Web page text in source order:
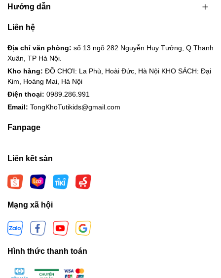
Hướng dẫn
Liên hệ
Địa chỉ văn phòng: số 13 ngõ 282 Nguyễn Huy Tưởng, Q.Thanh
Xuân, TP Hà Nội.
Kho hàng: ĐỒ CHƠI: La Phù, Hoài Đức, Hà Nội KHO SÁCH: Đại
Kim, Hoàng Mai, Hà Nội
Điện thoại: 0989.286.991
Email: TongKhoTutikids@gmail.com
Fanpage
Liên kết sàn
Mạng xã hội
Hình thức thanh toán